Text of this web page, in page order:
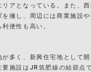
リアとなっている。また、
を擁し、周辺には商業施設
便性も高い。
が多く、新興住宅地として
要施設はJR筑肥線の結節点